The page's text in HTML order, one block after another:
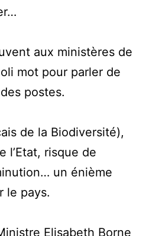
aux ministères de
mot pour parler de
postes.
de la Biodiversité),
l’Etat, risque de
un énième
le pays.
Elisabeth Borne